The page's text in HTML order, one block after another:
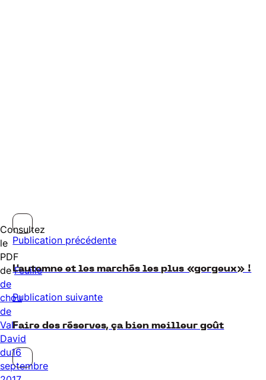
Consultez
le
PDF
deFeuille
de
chou
de
Val-
David
du16
septembre
Publication précédente
L'automne et les marchés les plus «gorgeux» !
Publication suivante
Faire des réserves, ça bien meilleur goût